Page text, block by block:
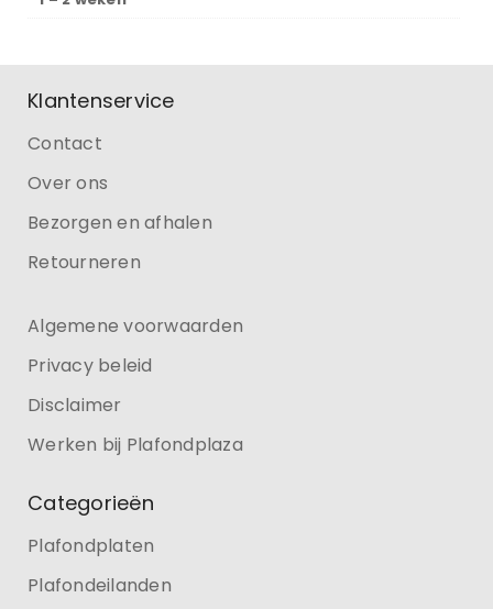
Klantenservice
Contact
Over ons
Bezorgen en afhalen
Retourneren
Algemene voorwaarden
Privacy beleid
Disclaimer
Werken bij Plafondplaza
Categorieën
Plafondplaten
Plafondeilanden